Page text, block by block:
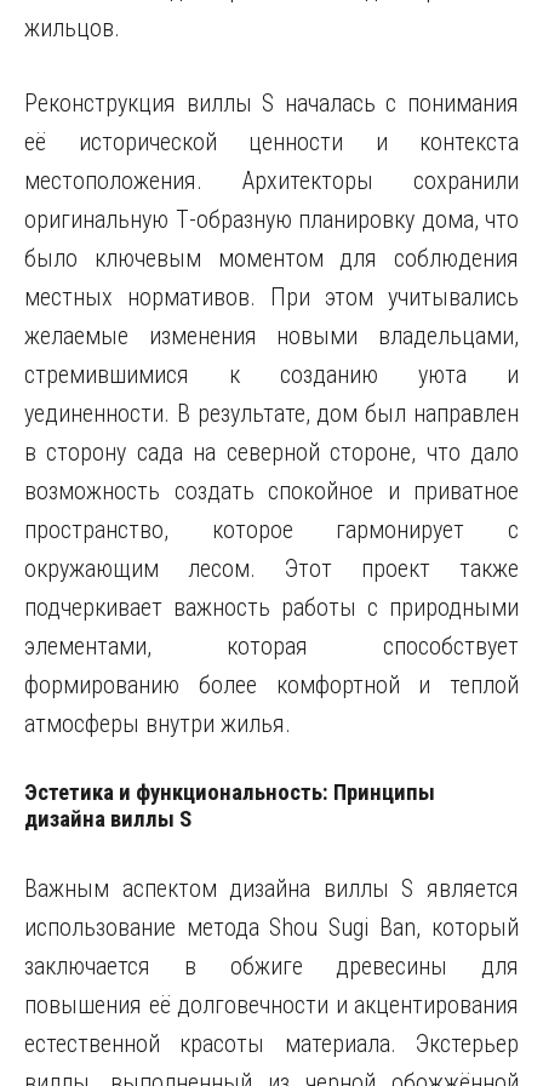
жильцов.
Реконструкция виллы S началась с понимания
её исторической ценности и контекста
местоположения. Архитекторы сохранили
оригинальную Т-образную планировку дома, что
было ключевым моментом для соблюдения
местных нормативов. При этом учитывались
желаемые изменения новыми владельцами,
стремившимися к созданию уюта и
уединенности. В результате, дом был направлен
в сторону сада на северной стороне, что дало
возможность создать спокойное и приватное
пространство, которое гармонирует с
окружающим лесом. Этот проект также
подчеркивает важность работы с природными
элементами, которая способствует
формированию более комфортной и теплой
атмосферы внутри жилья.
Эстетика и функциональность: Принципы
дизайна виллы S
Важным аспектом дизайна виллы S является
использование метода Shou Sugi Ban, который
заключается в обжиге древесины для
повышения её долговечности и акцентирования
естественной красоты материала. Экстерьер